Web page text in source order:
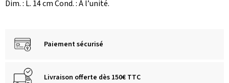
Dim. : L. 14 cm Cond. : À l’unité.
Paiement sécurisé
Livraison offerte dès 150€ TTC